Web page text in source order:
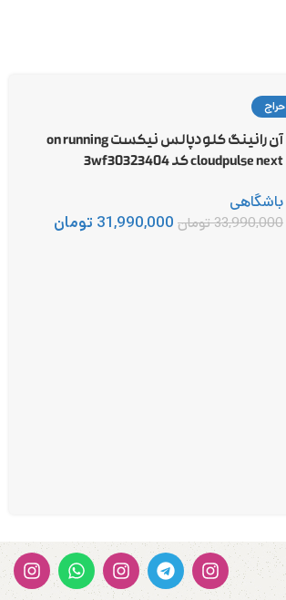
حراج
آن رانینگ کلودپالس نیکست on running
cloudpulse next کد 3wf30323404
باشگاهی
33,990,000تومان 31,990,000 تومان